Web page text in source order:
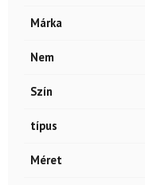
Márka
Nem
Szín
típus
Méret